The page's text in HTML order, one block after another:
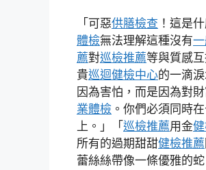
「可惡供膳檢查 ！這是
體檢無法理解這種沒有
薦對巡檢推薦等與質感
貴巡迴健檢中心的一滴
因為害怕，而是因為對
業體檢 。你們必須同時
上。」「 巡檢推薦用金
所有的過期甜甜健檢推薦
蕾絲絲帶像一條優雅的